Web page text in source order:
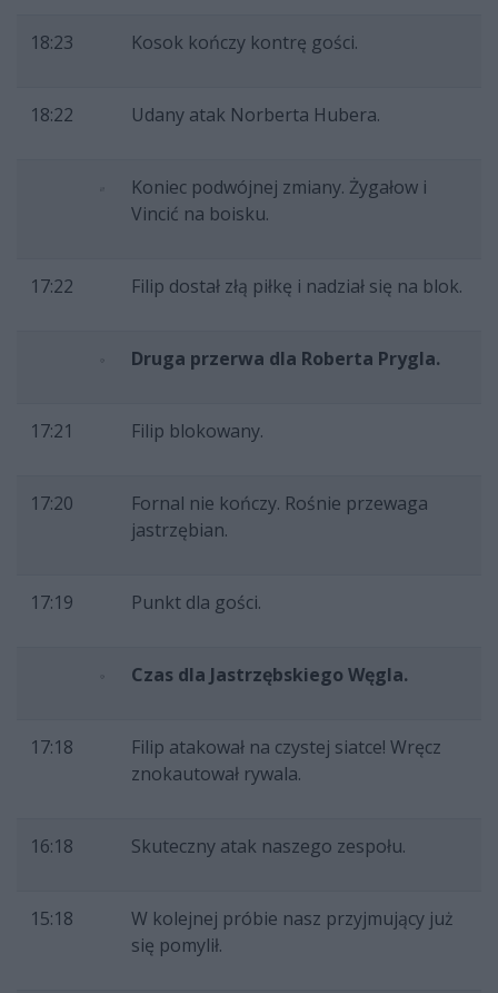
18:23 Kosok kończy kontrę gości.
18:22 Udany atak Norberta Hubera.
Koniec podwójnej zmiany. Żygałow i
Vincić na boisku.
17:22 Filip dostał złą piłkę i nadział się na blok.
Druga przerwa dla Roberta Prygla.
17:21 Filip blokowany.
17:20
Fornal nie kończy. Rośnie przewaga
jastrzębian.
17:19 Punkt dla gości.
Czas dla Jastrzębskiego Węgla.
17:18
Filip atakował na czystej siatce! Wręcz
znokautował rywala.
16:18 Skuteczny atak naszego zespołu.
15:18
W kolejnej próbie nasz przyjmujący już
się pomylił.